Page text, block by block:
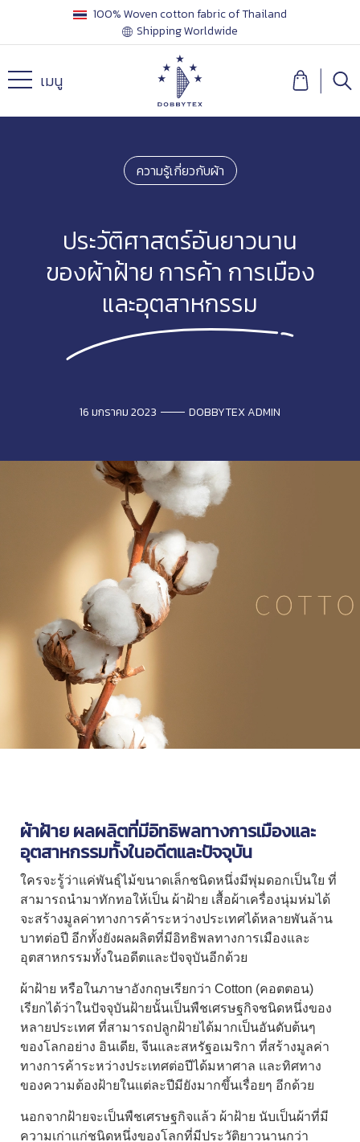
100% Woven cotton fabric of Thailand
Shipping Worldwide
เมนู
ความรู้เกี่ยวกับผ้า
ประวัติศาสตร์อันยาวนาน
ของผ้าฝ้าย การค้า การเมือง
และอุตสาหกรรม
16 มกราคม 2023 DOBBYTEX ADMIN
ผ้าฝ้ายผลผลิตที่มีอิทธิพลทางการเมืองและ
อุตสาหกรรมทั้งในอดีตและปัจจุบัน
ใครจะรู้ว่าแค่พันธ์ุไม้ขนาดเล็กชนิดหนึ่งมีพุ่มดอกเป็นใย ที่
สามารถนำมาทักทอให้เป็น ผ้าฝ้าย เสื้อผ้าเครื่องนุ่มห่มได้
จะสร้างมูลค่าทางการค้าระหว่างประเทศได้หลายพันล้าน
บาทต่อปี อีกทั้งยังผลผลิตที่มีอิทธิพลทางการเมืองและ
อุตสาหกรรมทั้งในอดีตและปัจจุบันอีกด้วย
ผ้าฝ้าย หรือในภาษาอังกฤษเรียกว่า Cotton (คอตตอน)
เรียกได้ว่าในปัจจุบันฝ้ายนั้นเป็นพืชเศรษฐกิจชนิดหนึ่งของ
หลายประเทศ ที่สามารถปลูกฝ้ายได้มากเป็นอันดับต้นๆ
ของโลกอย่าง อินเดีย, จีนและสหรัฐอเมริกา ที่สร้างมูลค่า
ทางการค้าระหว่างประเทศต่อปีได้มหาศาล และทิศทาง
ของความต้องฝ้ายในแต่ละปีมียังมากขึ้นเรื่อยๆ อีกด้วย
นอกจากฝ้ายจะเป็นพืชเศรษฐกิจแล้ว ผ้าฝ้าย นับเป็นผ้าที่มี
ความเก่าแก่ชนิดหนึ่งของโลกที่มีประวัติยาวนานกว่า